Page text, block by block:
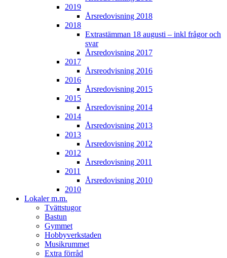
2019
Årsredovisning 2018
2018
Extrastämman 18 augusti – inkl frågor och
svar
Årsredovisning 2017
2017
Årsreodvisning 2016
2016
Årsredovisning 2015
2015
Årsredovisning 2014
2014
Årsredovisning 2013
2013
Årsredovisning 2012
2012
Årsredovisning 2011
2011
Årsredovisning 2010
2010
Lokaler m.m.
Tvättstugor
Bastun
Gymmet
Hobbyverkstaden
Musikrummet
Extra förråd